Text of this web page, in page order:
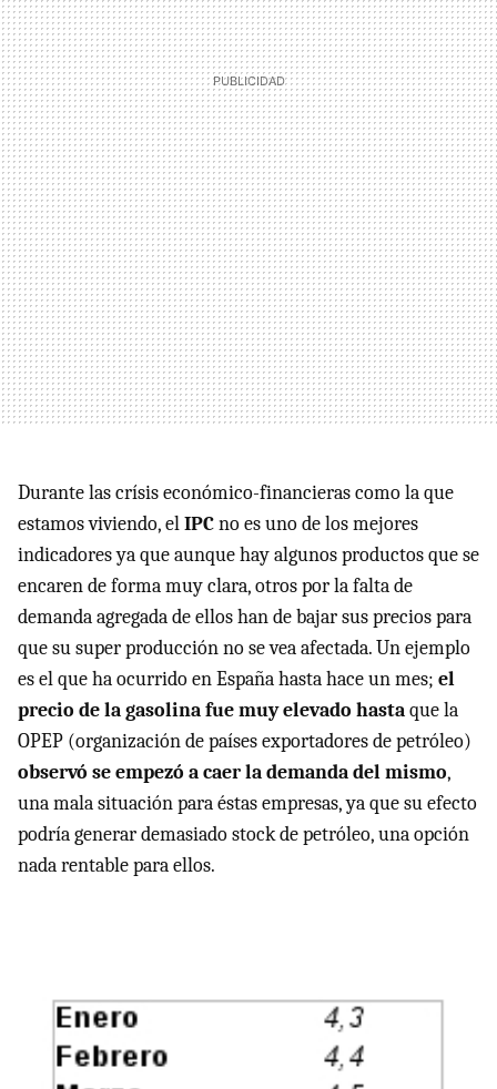
Durante las crísis económico-financieras como la que
estamos viviendo, elIPCno es uno de los mejores
indicadores ya que aunque hay algunos productos que se
encaren de forma muy clara, otros por la falta de
demanda agregada de ellos han de bajar sus precios para
que su super producción no se vea afectada. Un ejemplo
es el que ha ocurrido en España hasta hace un mes; el
precio de la gasolina fue muy elevado hastaque la
OPEP (organización de países exportadores de petróleo)
observó se empezó a caer la demanda del mismo,
una mala situación para éstas empresas, ya que su efecto
podría generar demasiado stock de petróleo, una opción
nada rentable para ellos.